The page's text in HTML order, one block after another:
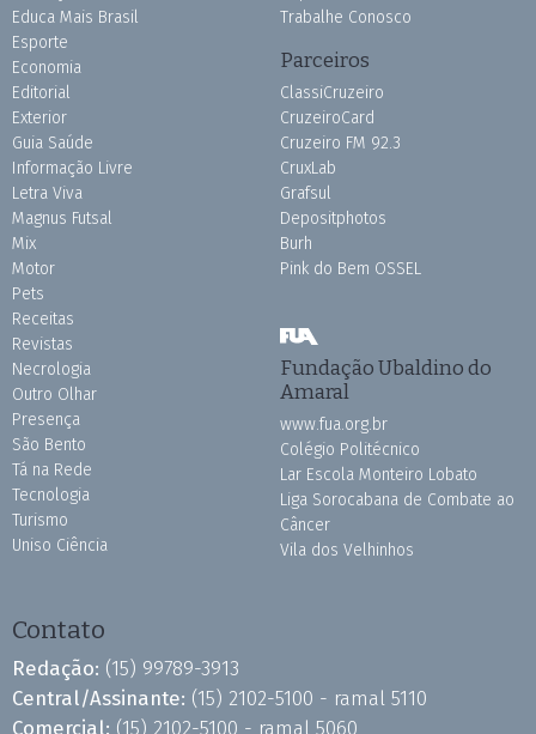
Educa Mais Brasil
Esporte
Economia
Editorial
Exterior
Guia Saúde
Informação Livre
Letra Viva
Magnus Futsal
Mix
Motor
Pets
Receitas
Revistas
Necrologia
Outro Olhar
Presença
São Bento
Tá na Rede
Tecnologia
Turismo
Uniso Ciência
Trabalhe Conosco
Parceiros
ClassiCruzeiro
CruzeiroCard
Cruzeiro FM 92.3
CruxLab
Grafsul
Depositphotos
Burh
Pink do Bem OSSEL
Fundação Ubaldino do
Amaral
www.fua.org.br
Colégio Politécnico
Lar Escola Monteiro Lobato
Liga Sorocabana de Combate ao
Câncer
Vila dos Velhinhos
Contato
Redação: (15) 99789-3913
Central/Assinante: (15) 2102-5100 - ramal 5110
Comercial: (15) 2102-5100 - ramal 5060